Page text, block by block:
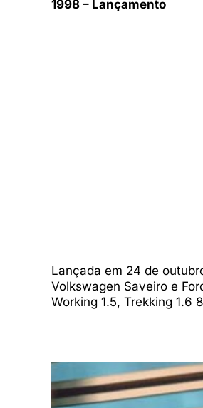
1998 – Lançamento
Lançada em 24 de
Volkswagen Saveiro e
Working 1.5, Trekking 1.6